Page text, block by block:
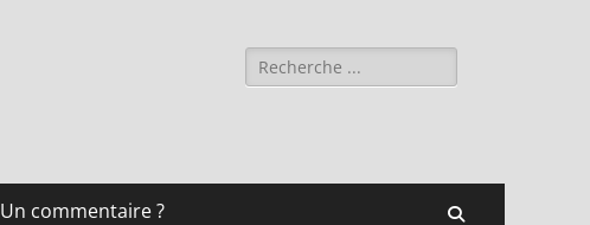
Rechercher :
Un commentaire ?